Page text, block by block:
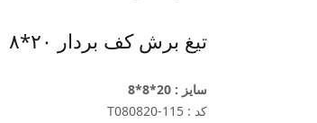
تیغ برش کف بردار ۲۰*۸
سایز : 20*8*8
کد : T080820-115